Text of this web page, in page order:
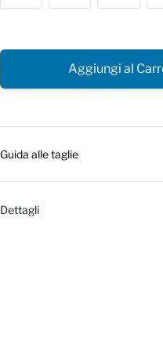
Aggiungi al
Guida alle taglie
Dettagli